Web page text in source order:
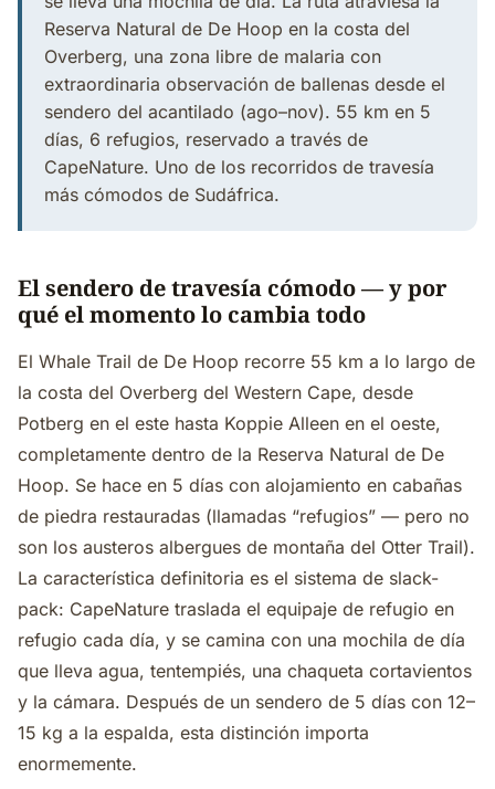
Reserva Natural de De Hoop en la costa del
Overberg, una zona libre de malaria con
extraordinaria observación de ballenas desde el
sendero del acantilado (ago–nov). 55 km en 5
días, 6 refugios, reservado a través de
CapeNature. Uno de los recorridos de travesía
más cómodos de Sudáfrica.
El sendero de travesía cómodo — y por
qué el momento lo cambia todo
El Whale Trail de De Hoop recorre 55 km a lo largo de
la costa del Overberg del Western Cape, desde
Potberg en el este hasta Koppie Alleen en el oeste,
completamente dentro de la Reserva Natural de De
Hoop. Se hace en 5 días con alojamiento en cabañas
de piedra restauradas (llamadas “refugios” — pero no
son los austeros albergues de montaña del Otter Trail).
La característica definitoria es el sistema de slack-
pack: CapeNature traslada el equipaje de refugio en
refugio cada día, y se camina con una mochila de día
que lleva agua, tentempiés, una chaqueta cortavientos
y la cámara. Después de un sendero de 5 días con 12–
15 kg a la espalda, esta distinción importa
enormemente.